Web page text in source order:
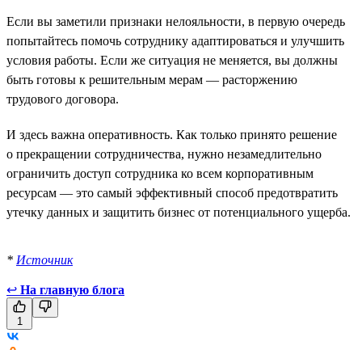
Если вы заметили признаки нелояльности, в первую очередь
попытайтесь помочь сотруднику адаптироваться и улучшить
условия работы. Если же ситуация не меняется, вы должны
быть готовы к решительным мерам — расторжению
трудового договора.
И здесь важна оперативность. Как только принято решение
о прекращении сотрудничества, нужно незамедлительно
ограничить доступ сотрудника ко всем корпоративным
ресурсам — это самый эффективный способ предотвратить
утечку данных и защитить бизнес от потенциального ущерба.
* Источник
↩ На главную блога
1